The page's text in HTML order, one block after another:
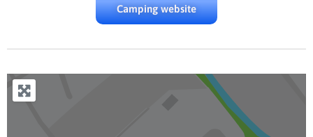
Camping website